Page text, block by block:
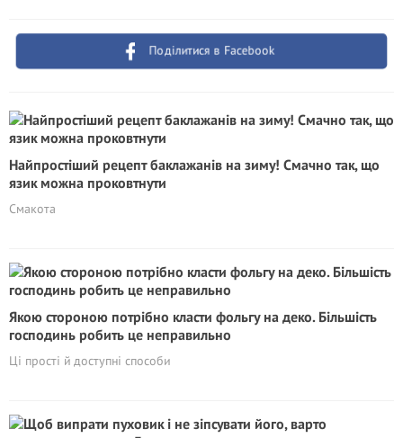
Поділитися в Facebook
Найпростіший рецепт баклажанів на зиму! Смачно так, що
язик можна проковтнути
Смакота
Якою стороною потрібно класти фольгу на деко. Більшість
господинь робить це неправильно
Ці прості й доступні способи